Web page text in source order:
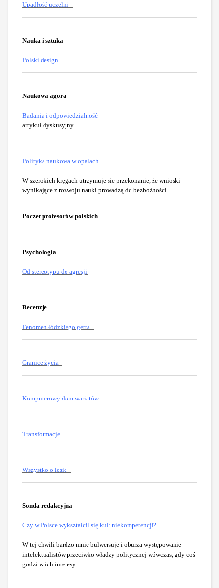
Upadłość uczelni
Nauka i sztuka
Polski design
Naukowa agora
Badania i odpowiedzialność
artykuł dyskusyjny
Polityka naukowa w opałach
W szerokich kręgach utrzymuje sie przekonanie, że wnioski
wynikające z rozwoju nauki prowadzą do bezbożności.
Poczet profesorów polskich
Psychologia
Od stereotypu do agresji
Recenzje
Fenomen łódzkiego getta
Granice życia
Komputerowy dom wariatów
Transformacje
Wszystko o lesie
Sonda redakcyjna
Czy w Polsce wykształcił się kult niekompetencji?
W tej chwili bardzo mnie bulwersuje i oburza występowanie
intelektualistów przeciwko władzy politycznej wówczas, gdy coś
godzi w ich interesy.